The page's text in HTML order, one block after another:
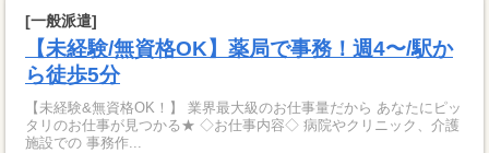
[一般派遣]
【未経験/無資格OK】薬局で事務！週4〜/駅か
ら徒歩5分
【未経験&無資格OK！】 業界最大級のお仕事量だから あなたにピッ
タリのお仕事が見つかる★ ◇お仕事内容◇ 病院やクリニック、介護
施設での 事務作...